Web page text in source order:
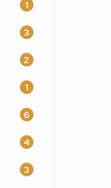
1
3
2
1
6
4
3